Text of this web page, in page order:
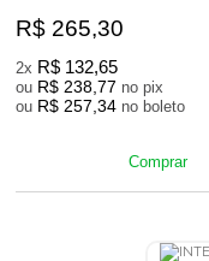
R$ 265,30
2x R$ 132,65
ou R$ 238,77
no pix
ou R$ 257,34 no boleto
Comprar